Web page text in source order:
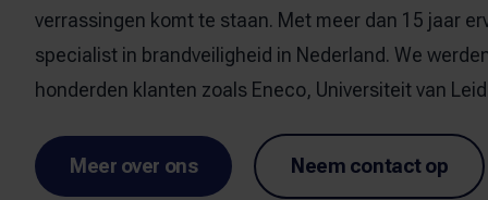
verrassingen komt te staan. Met meer dan 15 jaar
specialist in brandveiligheid in Nederland. We
honderden klanten zoals Eneco, Universiteit van
Meer over ons Neem contact op